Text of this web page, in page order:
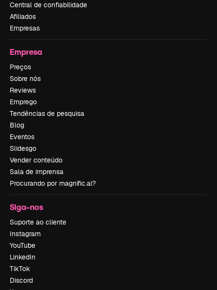
Central de confiabilidade
Afiliados
Empresas
Empresa
Preços
Sobre nós
Reviews
Emprego
Tendências de pesquisa
Blog
Eventos
Slidesgo
Vender conteúdo
Sala de imprensa
Procurando por magnific.ai?
Siga-nos
Suporte ao cliente
Instagram
YouTube
LinkedIn
TikTok
Discord